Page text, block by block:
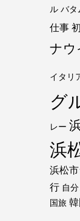
ル バタ
仕事
ナウ
イタリ
グ
レー
浜
浜松
行 自
国旅